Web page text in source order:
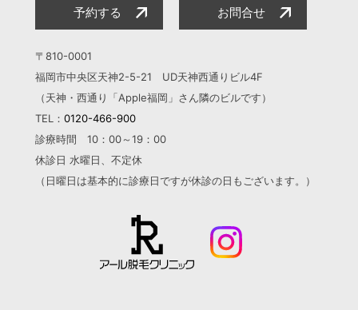
予約する お問合せ
〒810-0001
福岡市中央区天神2-5-21 UD天神西通りビル4F
（天神・西通り「Apple福岡」さん隣のビルです）
TEL： 0120-466-900
診療時間 10：00～19：00
休診日 水曜日、不定休
（日曜日は基本的に診療日ですが休診の日もございます。）